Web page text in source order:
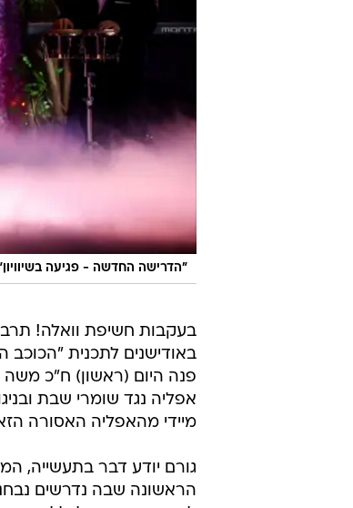
"הדרישה החדשה - פגיעה
בעקבות חשיפת וואלה!
פנה היום (ראשון) ח"כ משה
אפליה נגד שומרי שבת
מיידי מהאפליה האסורה
גורם יודע דבר בתעשייה,
הראשונה שבה נדרשים